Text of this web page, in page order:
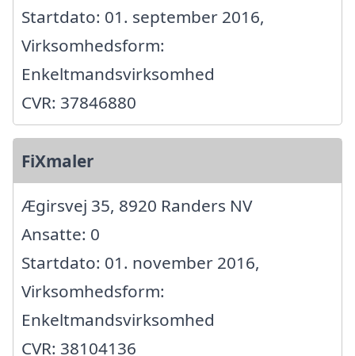
Startdato: 01. september 2016,
Virksomhedsform:
Enkeltmandsvirksomhed
CVR: 37846880
FiXmaler
Ægirsvej 35, 8920 Randers NV
Ansatte: 0
Startdato: 01. november 2016,
Virksomhedsform:
Enkeltmandsvirksomhed
CVR: 38104136